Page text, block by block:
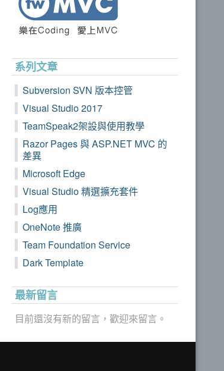
系列文章
Subversion SVN 版本控管
Visual Studio 2017
TeamSpeak2架設與使用教學
Razor Pages 與 ASP.NET MVC 的
差異
Microsoft Edge
Visual Studio 精選擴充套件
Log應用
OneNote 推廣
Team Foundation Service
Dark Template
最新留言
目前還沒有新的留言，歡迎來留言。